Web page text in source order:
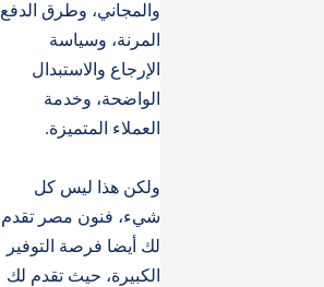
والمجاني، وطرق الدفع
المرنة، وسياسة
الإرجاع والاستبدال
الواضحة، وخدمة
العملاء المتميزة.
ولكن هذا ليس كل
شيء، فنون مصر تقدم
لك أيضا فرصة التوفير
الكبيرة، حيث تقدم لك